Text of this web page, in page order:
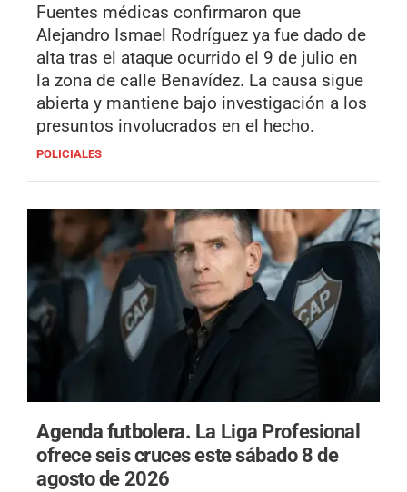
Fuentes médicas confirmaron que
Alejandro Ismael Rodríguez ya fue dado de
alta tras el ataque ocurrido el 9 de julio en
la zona de calle Benavídez. La causa sigue
abierta y mantiene bajo investigación a los
presuntos involucrados en el hecho.
POLICIALES
Agenda futbolera. La Liga Profesional
ofrece seis cruces este sábado 8 de
agosto de 2026